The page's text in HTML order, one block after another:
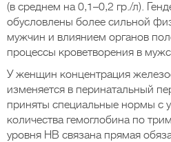
(в среднем на 0,1–0,2 гр./л).
обусловлены более сильной
мужчин и влиянием органов
процессы кроветворения в
У женщин концентрация
изменяется в перинатальный
приняты специальные нормы с
количества гемоглобина по
уровня НВ связана прямая